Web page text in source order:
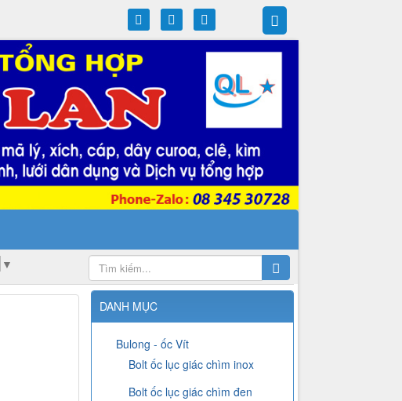
▼
DANH MỤC
Bulong - ốc Vít
Bolt ốc lục giác chìm inox
Bolt ốc lục giác chìm đen